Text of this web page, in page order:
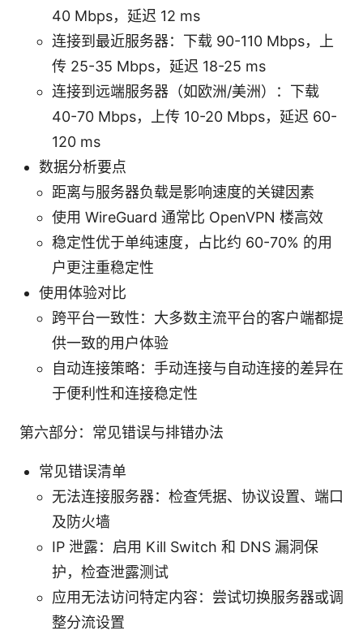
40 Mbps，延迟 12 ms
连接到最近服务器：下载 90-110 Mbps，上
传 25-35 Mbps，延迟 18-25 ms
连接到远端服务器（如欧洲/美洲）：下载
40-70 Mbps，上传 10-20 Mbps，延迟 60-
120 ms
数据分析要点
距离与服务器负载是影响速度的关键因素
使用 WireGuard 通常比 OpenVPN 楼高效
稳定性优于单纯速度，占比约 60-70% 的用
户更注重稳定性
使用体验对比
跨平台一致性：大多数主流平台的客户端都提
供一致的用户体验
自动连接策略：手动连接与自动连接的差异在
于便利性和连接稳定性
第六部分：常见错误与排错办法
常见错误清单
无法连接服务器：检查凭据、协议设置、端口
及防火墙
IP 泄露：启用 Kill Switch 和 DNS 漏洞保
护，检查泄露测试
应用无法访问特定内容：尝试切换服务器或调
整分流设置